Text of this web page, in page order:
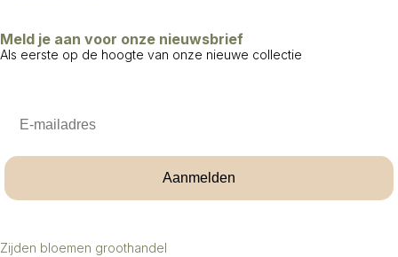
Meld je aan voor onze nieuwsbrief
Als eerste op de hoogte van onze nieuwe collectie
Aanmelden
Zijden bloemen groothandel